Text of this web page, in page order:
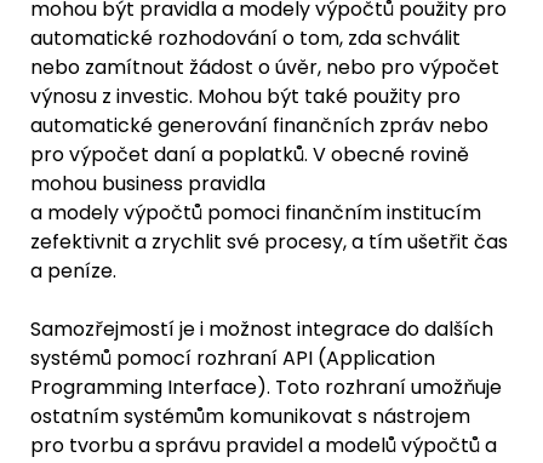
mohou být pravidla a modely výpočtů použity pro
automatické rozhodování o tom, zda schválit
nebo zamítnout žádost o úvěr, nebo pro výpočet
výnosu z investic. Mohou být také použity pro
automatické generování finančních zpráv nebo
pro výpočet daní a poplatků. V obecné rovině
mohou business pravidla
a modely výpočtů pomoci finančním institucím
zefektivnit a zrychlit své procesy, a tím ušetřit čas
a peníze.
Samozřejmostí je i možnost integrace do dalších
systémů pomocí rozhraní API (Application
Programming Interface). Toto rozhraní umožňuje
ostatním systémům komunikovat s nástrojem
pro tvorbu a správu pravidel a modelů výpočtů a